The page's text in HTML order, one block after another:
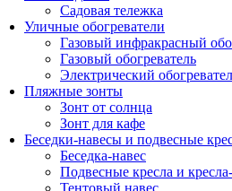
Садовая тележка
Уличные обогреватели
Газовый инфракрасный
Газовый обогреватель
Электрический
Пляжные зонты
Зонт от солнца
Зонт для кафе
Беседки-навесы и подвесные
Беседка-навес
Подвесные кресла и
Тентовый навес